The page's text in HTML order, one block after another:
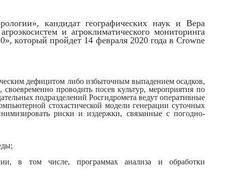
кандидат географических наук и Вера
и агроклиматического мониторинга
который пройдет 14 февраля 2020 года в Crowne
дефицитом либо избыточным выпадением осадков,
проводить посев культур, мероприятия по
подразделений Росгидромета ведут оперативные
стохастической модели генерации суточных
риски и издержки, связанные с погодно-
в том числе, программах анализа и обработки